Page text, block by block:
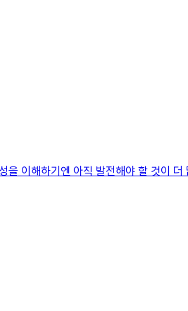
이해하기엔 아직 발전해야 할 것이